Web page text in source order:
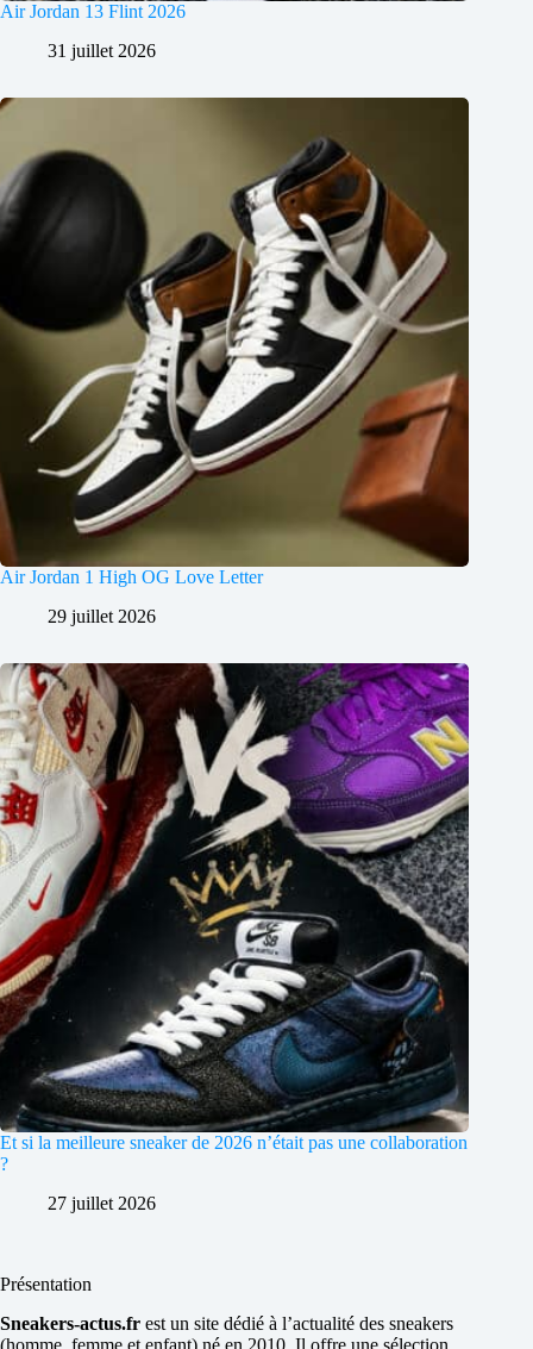
Air Jordan 13 Flint 2026
31 juillet 2026
Air Jordan 1 High OG Love Letter
29 juillet 2026
Et si la meilleure sneaker de 2026 n’était pas une collaboration
?
27 juillet 2026
Présentation
Sneakers-actus.fr est un site dédié à l’actualité des sneakers
(homme, femme et enfant) né en 2010. Il offre une sélection